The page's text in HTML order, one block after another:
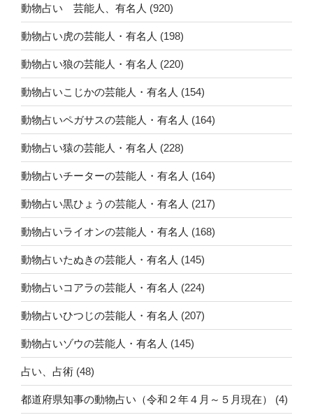
動物占い 芸能人、有名人 (920)
動物占い虎の芸能人・有名人 (198)
動物占い狼の芸能人・有名人 (220)
動物占いこじかの芸能人・有名人 (154)
動物占いペガサスの芸能人・有名人 (164)
動物占い猿の芸能人・有名人 (228)
動物占いチーターの芸能人・有名人 (164)
動物占い黒ひょうの芸能人・有名人 (217)
動物占いライオンの芸能人・有名人 (168)
動物占いたぬきの芸能人・有名人 (145)
動物占いコアラの芸能人・有名人 (224)
動物占いひつじの芸能人・有名人 (207)
動物占いゾウの芸能人・有名人 (145)
占い、占術 (48)
都道府県知事の動物占い（令和２年４月～５月現在） (4)